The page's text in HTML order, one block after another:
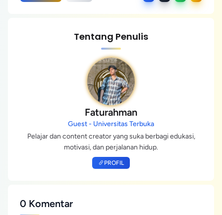
Tentang Penulis
Faturahman
Guest - Universitas Terbuka
Pelajar dan content creator yang suka berbagi edukasi,
motivasi, dan perjalanan hidup.
PROFIL
0 Komentar